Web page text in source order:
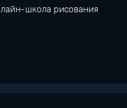
школа рисования